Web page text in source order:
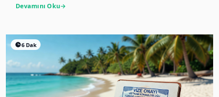
Devamını Oku
6 Dak